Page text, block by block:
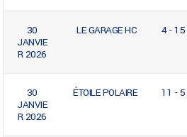
30
JANVIE
R 2026
LE GARAGE HC 4 - 15
30
JANVIE
R 2026
ÉTOILE POLAIRE 11 - 5